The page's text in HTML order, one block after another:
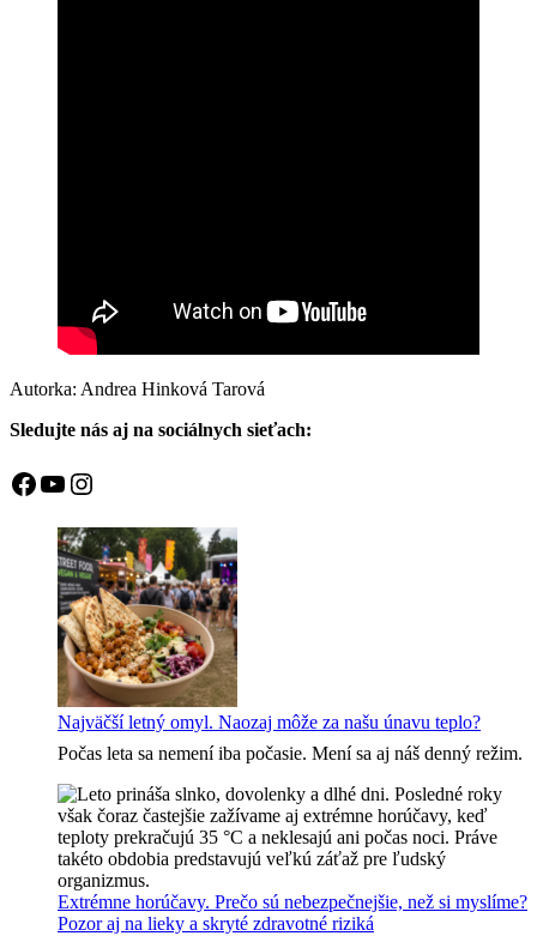
Autorka: Andrea Hinková Tarová
Sledujte nás aj na sociálnych sieťach:
Facebook YouTube Instagram
Najväčší letný omyl. Naozaj môže za našu únavu teplo?
Počas leta sa nemení iba počasie. Mení sa aj náš denný režim.
Extrémne horúčavy. Prečo sú nebezpečnejšie, než si myslíme?
Pozor aj na lieky a skryté zdravotné riziká